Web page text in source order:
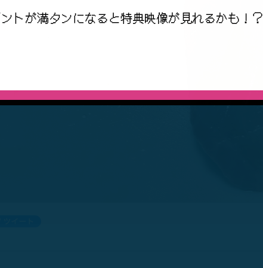
トが満タンになると特典映像が見れるかも！？